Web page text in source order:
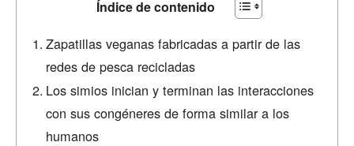
Índice de contenido
Zapatillas veganas fabricadas a partir de las
redes de pesca recicladas
Los simios inician y terminan las interacciones
con sus congéneres de forma similar a los
humanos